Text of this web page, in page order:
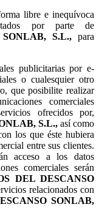
libre e inequívoca
por parte de
S.L., para
publicitarias por e-
o cualesquier otro
que posibilite realizar
comerciales
ofrecidos por,
S.L., así como
los que éste hubiera
entre sus clientes.
acceso a los datos
comerciales serán
DEL DESCANSO
relacionados con
SONLAB,